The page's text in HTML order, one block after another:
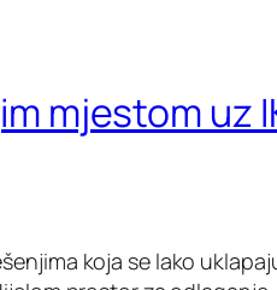
mjestom uz
koja se lako